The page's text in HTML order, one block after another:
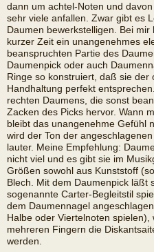
dann um achtel-Noten und
sehr viele anfallen. Zwar gibt es
Daumen bewerkstelligen. Bei
kurzer Zeit ein unangenehmes
beanspruchten Partie des
Daumenpick oder auch
Ringe so konstruiert, daß sie
Handhaltung perfekt
rechten Daumens, die sonst
Zacken des Picks hervor. Wann
bleibt das unangenehme Gefühl
wird der Ton der
lauter. Meine Empfehlung:
nicht viel und es gibt sie im
Größen sowohl aus Kunststoff
Blech. Mit dem Daumenpick läßt
sogenannte Carter-Begleitstil
dem Daumennagel
Halbe oder Viertelnoten
mehreren Fingern die
werden.